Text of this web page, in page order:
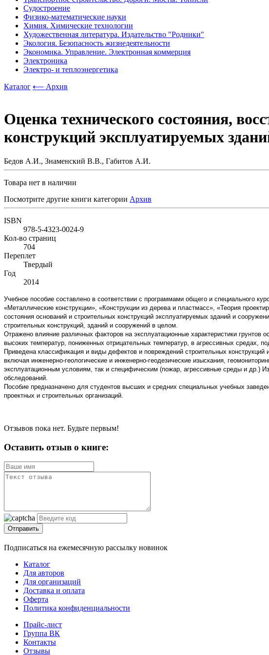
Судостроение
Физико-математические науки
Химия. Химические технологии
Художественная литература. Издательство "Родники"
Экология. Безопасность жизнедеятельности
Экономика. Управление. Электронная коммерция
Электроника
Электро- и теплоэнергетика
Каталог ⟵ Архив
Оценка технического состояния,
конструкций эксплуатируемых
Бедов А.И., Знаменский В.В., Габитов А.И.
Товара нет в наличии
Посмотрите другие книги категории Архив
ISBN
978-5-4323-0024-9
Кол-во страниц
704
Переплет
Твердый
Год
2014
Учебное пособие составлено в соответствии с программами общего и специального
«Металлические конструкции», «Конструкции из дерева и пластмасс», «Теория
состояния оснований и строительных конструкций эксплуатируемых зданий и
строительных конструкций, зданий и сооружений в целом.
Отражено влияние различных факторов на эксплуатационные характеристики
высоких температур, пониженных отрицательных температур, в агрессивных
Приведена классификация и виды дефектов и повреждений строительных
включая инженерно-геологические и инженерно-геодезические изыскания,
эксплуатационным условиям, так и специфическим (пожар, агрессивные среды и др.)
обследований.
Пособие предназначено для студентов высших и средних специальных учебных
проектных и строительных организаций.
Отзывов пока нет. Будьте первым!
Оставить отзыв о книге:
Отправить
Подписаться на ежемесячную рассылку новинок
Каталог
Для авторов
Для организаций
Доставка и оплата
Оферта
Политика конфиденциальности
Прайс-лист
Группа ВК
Контакты
Отзывы